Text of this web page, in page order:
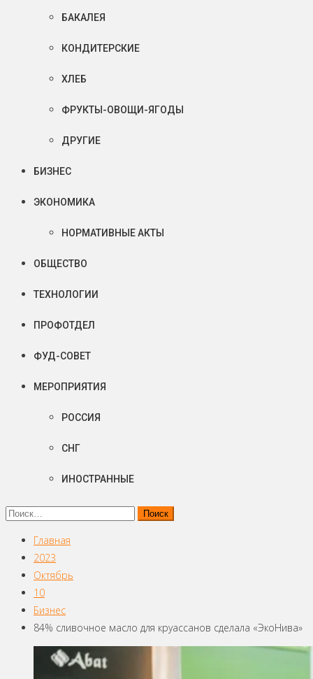
БАКАЛЕЯ
КОНДИТЕРСКИЕ
ХЛЕБ
ФРУКТЫ-ОВОЩИ-ЯГОДЫ
ДРУГИЕ
БИЗНЕС
ЭКОНОМИКА
НОРМАТИВНЫЕ АКТЫ
ОБЩЕСТВО
ТЕХНОЛОГИИ
ПРОФОТДЕЛ
ФУД-СОВЕТ
МЕРОПРИЯТИЯ
РОССИЯ
СНГ
ИНОСТРАННЫЕ
Найти:
Главная
2023
Октябрь
10
Бизнес
84% сливочное масло для круассанов сделала «ЭкоНива»